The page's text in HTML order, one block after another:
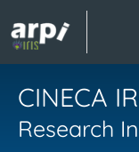
CINECA
Research